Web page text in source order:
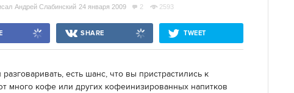
Андрей Слабинский 24 января 2009 2 2593
SHARE TWEET
есть шанс, что вы пристрастились к
много кофе или других кофеинизированных напитков